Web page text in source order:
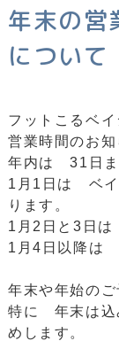
年末の営
について
フットこるベ
営業時間のお知
年内は 31日ま
1月1日は ベイ
ります。
1月2日と3日
1月4日以降は
年末や年始の
特に 年末は込
めします。